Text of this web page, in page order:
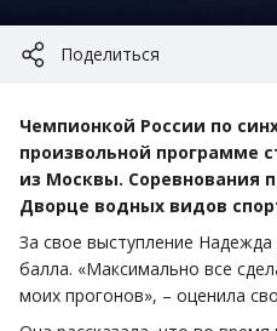
Поделиться
Чемпионкой России по
произвольной программе
из Москвы. Соревнования
Дворце водных видов
За свое выступление
балла. «Максимально все
моих прогонов», – оценила